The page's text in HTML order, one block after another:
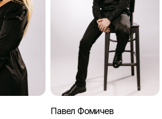
Павел Фомичев